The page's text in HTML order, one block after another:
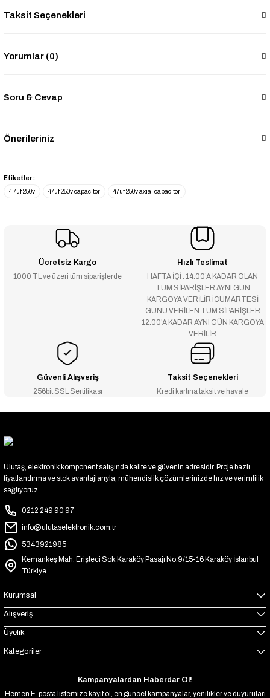
Taksit Seçenekleri
Yorumlar (0)
Soru & Cevap
Önerileriniz
Etiketler :
4 7uf 250v
47uf 250v capacitor 47uf 250v axial capacitor
Ücretsiz Kargo
1000 TL ve üzeri tüm siparişlerde
Hızlı Teslimat
HAFTA İÇİ : 14:00’A KADAR OLAN
TÜM SİPARİŞLER AYNI GÜN
KARGOYA VERİLİRİ CUMARTESİ
GÜNÜ VERİLEN TÜM SİPARİŞLER
12:00'A KADAR AYNI GÜN KARGOYA
VERİLİR
Güvenli Alışveriş
256bit SSL Sertifikası
Taksit Seçenekleri
Kredi kartına taksit ve havale
Ulutaş, elektronik komponent satışında kalite ve güvenin adresidir. Proje bazlı
fiyatlandırma ve stok avantajlarıyla, mühendislik çözümlerinizde hız ve verimlilik
sağlıyoruz.
0212 249 90 97
info@ulutaselektronik.com.tr
5343921985
Kemankeş Mah. Erişteci Sok.Karaköy Pasajı No:9/15-16 Karaköy İstanbul
Türkiye
Kurumsal
Alışveriş
Üyelik
Kategoriler
Kampanyalardan Haberdar Ol!
Hemen E-posta listemize kayıt ol, en güncel kampanyalar, yenilikler ve duyuruları